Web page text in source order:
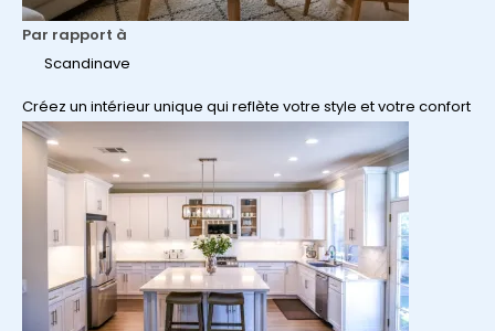
Par rapport à
Scandinave
Créez un intérieur unique qui reflète votre style et votre confort